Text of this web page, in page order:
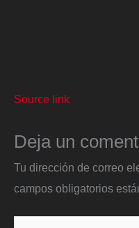
Source link
Deja un
Tu dirección de correo
campos obligatorios